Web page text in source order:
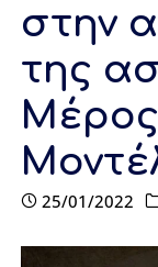
στην
της
Μέρος
25/01/2022